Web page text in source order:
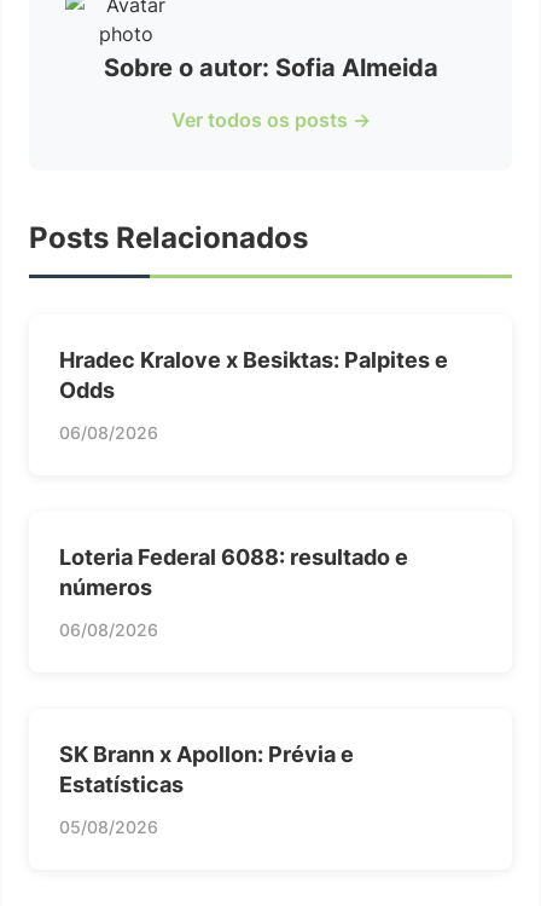
Sobre o autor: Sofia Almeida
Ver todos os posts →
Posts Relacionados
Hradec Kralove x Besiktas: Palpites e
Odds
06/08/2026
Loteria Federal 6088: resultado e
números
06/08/2026
SK Brann x Apollon: Prévia e
Estatísticas
05/08/2026